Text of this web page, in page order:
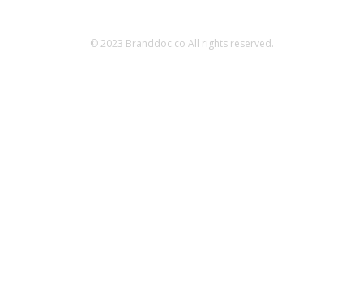
© 2023 Branddoc.co All rights reserved.